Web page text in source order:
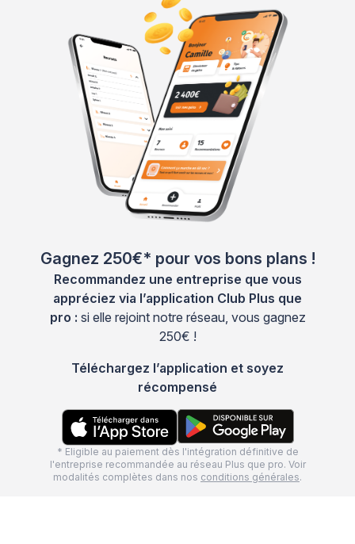
Gagnez 250€* pour vos bons plans !
Recommandez une entreprise que vous
appréciez via l’application Club Plus que
pro : si elle rejoint notre réseau, vous gagnez
250€ !
Téléchargez l’application et soyez
récompensé
* Eligible au paiement dès l'intégration définitive de
l'entreprise recommandée au réseau Plus que pro. Voir
modalités complètes dans nos conditions générales.